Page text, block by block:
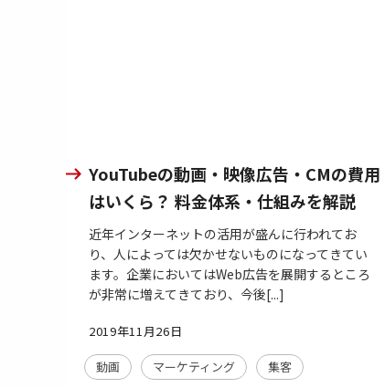
YouTubeの動画・映像広告・CMの費用
はいくら？ 料金体系・仕組みを解説
近年インターネットの活用が盛んに行われてお
り、人によっては欠かせないものになってきてい
ます。企業においてはWeb広告を展開するところ
が非常に増えてきており、今後[...]
2019年11月26日
動画 マーケティング
集客